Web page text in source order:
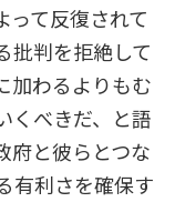
って反復されて
批判を拒絶して
加わるよりもむ
くべきだ、と語
府と彼らとつな
有利さを確保す